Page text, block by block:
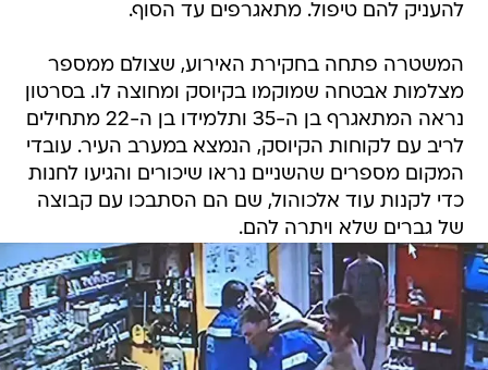
להעניק להם טיפול. מתאגרפים עד הסוף.
המשטרה פתחה בחקירת האירוע, שצולם ממספר
מצלמות אבטחה שמוקמו בקיוסק ומחוצה לו. בסרטון
נראה המתאגרף בן ה-35 ותלמידו בן ה-22 מתחילים
לריב עם לקוחות הקיוסק, הנמצא במערב העיר. עובדי
המקום מספרים שהשניים נראו שיכורים והגיעו לחנות
כדי לקנות עוד אלכוהול, שם הם הסתבכו עם קבוצה
של גברים שלא ויתרה להם.